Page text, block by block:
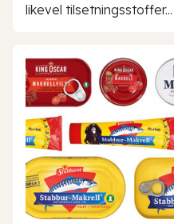
likevel tilsetningsstoffer...